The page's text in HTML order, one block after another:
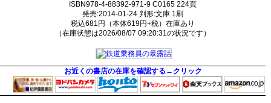
ISBN978-4-88392-971-9 C0165 224頁
発売:2014-01-24 判形:文庫 1刷
税込681円（本体619円+税）在庫あり
（在庫状態は2026/08/07 09:20:31の状況です）
お近くの書店の在庫を確認する←クリック